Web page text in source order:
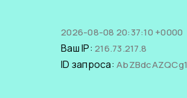
2026-08-08 20:37:10 +0000
Ваш IP: 216.73.217.8
ID запроса: AbZBdcAZQCg1